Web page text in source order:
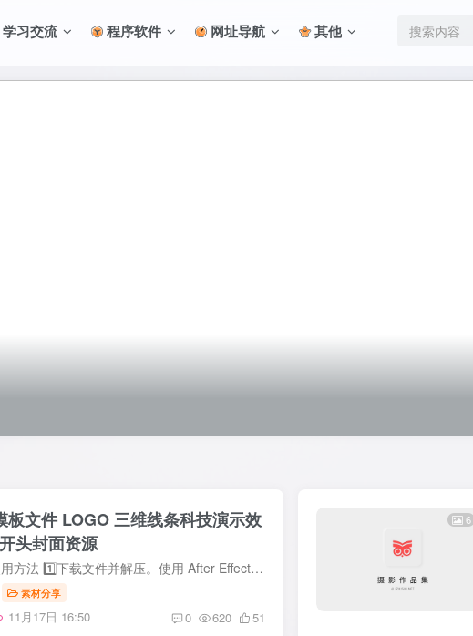
学习交流 程序软件 网址导航 其他
板文件 LOGO 三维线条科技演示效
头封面资源
效果预览 使用方法 1️⃣下载文件并解压。使用 After Effects 打开工程文件。（如果提示版本过低请更新 Ae） 2️⃣链接丢失素材，具体可以看以下教程。 3️⃣在项目面板中找到并替换 logo 图像...
素材分享
11月17日 16:50 0 620 51
6